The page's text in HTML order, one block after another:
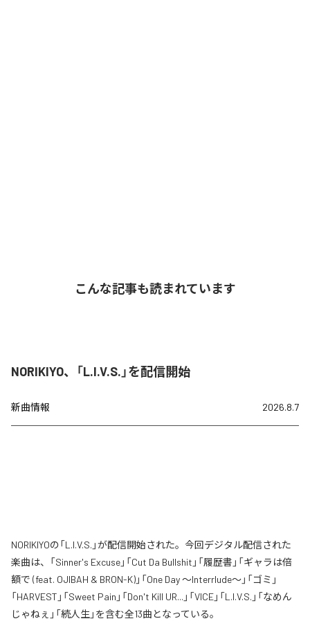
こんな記事も読まれています
NORIKIYO、「L.I.V.S.」を配信開始
新曲情報 2026.8.7
NORIKIYOの「L.I.V.S.」が配信開始された。今回デジタル配信された
楽曲は、「Sinner's Excuse」「Cut Da Bullshit」「履歴書」「ギャラは倍
額で (feat. OJIBAH & BRON-K)」「One Day ～Interrlude～」「ゴミ」
「HARVEST」「Sweet Pain」「Don't Kill UR...」「VICE」「L.I.V.S.」「なめん
じゃねぇ」「続人生」を含む全13曲となっている。